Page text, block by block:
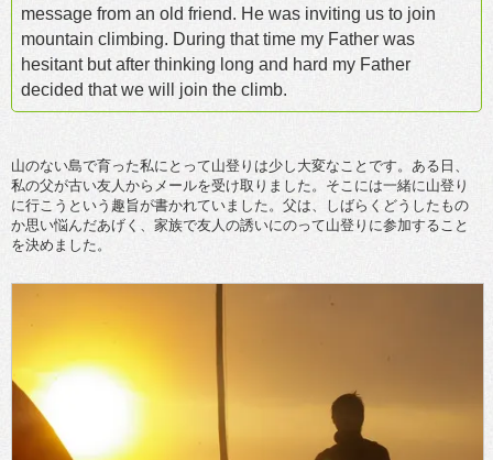
message from an old friend. He was inviting us to join
mountain climbing. During that time my Father was
hesitant but after thinking long and hard my Father
decided that we will join the climb.
山のない島で育った私にとって山登りは少し大変なことです。ある日、
私の父が古い友人からメールを受け取りました。そこには一緒に山登り
に行こうという趣旨が書かれていました。父は、しばらくどうしたもの
か思い悩んだあげく、家族で友人の誘いにのって山登りに参加すること
を決めました。